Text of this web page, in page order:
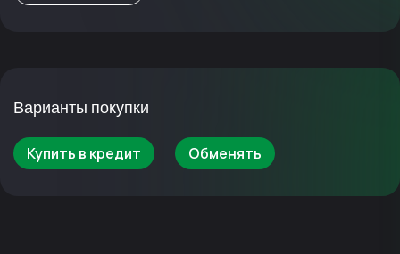
Варианты покупки
Купить в кредит Обменять